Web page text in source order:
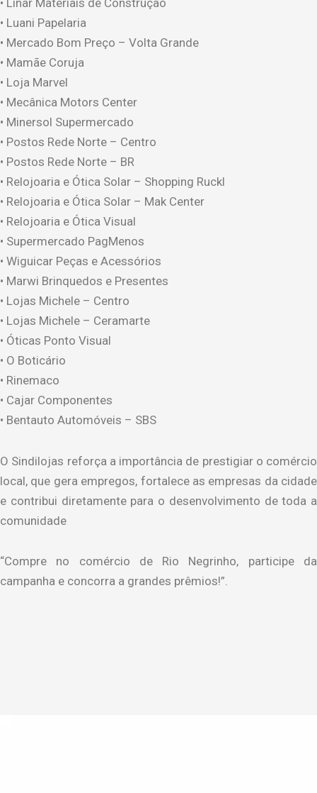
• Luani Papelaria
• Mercado Bom Preço – Volta Grande
• Mamãe Coruja
• Loja Marvel
• Mecânica Motors Center
• Minersol Supermercado
• Postos Rede Norte – Centro
• Postos Rede Norte – BR
• Relojoaria e Ótica Solar – Shopping Ruckl
• Relojoaria e Ótica Solar – Mak Center
• Relojoaria e Ótica Visual
• Supermercado PagMenos
• Wiguicar Peças e Acessórios
• Marwi Brinquedos e Presentes
• Lojas Michele – Centro
• Lojas Michele – Ceramarte
• Óticas Ponto Visual
• O Boticário
• Rinemaco
• Cajar Componentes
• Bentauto Automóveis – SBS
O Sindilojas reforça a importância de prestigiar o comércio
local, que gera empregos, fortalece as empresas da cidade
e contribui diretamente para o desenvolvimento de toda a
comunidade
“Compre no comércio de Rio Negrinho, participe da
campanha e concorra a grandes prêmios!”.